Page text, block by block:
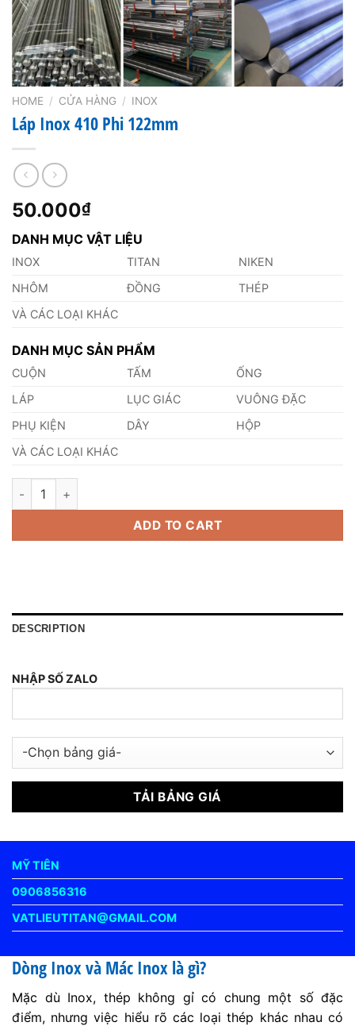
HOME / CỬA HÀNG / INOX
Láp Inox 410 Phi 122mm
50.000₫
DANH MỤC VẬT LIỆU
INOX TITAN
NIKEN
NHÔM
ĐỒNG
THÉP
VÀ CÁC LOẠI KHÁC
DANH MỤC SẢN PHẨM
CUỘN TẤM
ỐNG
LÁP
LỤC GIÁC
VUÔNG ĐẶC
PHỤ KIỆN
DÂY
HỘP
VÀ CÁC LOẠI KHÁC
Láp Inox 410 Phi 122mm quantity
ADD TO CART
DESCRIPTION
NHẬP SỐ ZALO
MỸ TIÊN
0906856316
VATLIEUTITAN@GMAIL.COM
Dòng Inox và Mác Inox là gì?
Mặc dù Inox, thép không gỉ có chung một số đặc
điểm, nhưng việc hiểu rõ các loại thép khác nhau có